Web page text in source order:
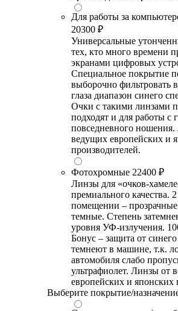
Для работы за
20300 ₽
Универсальные
тех, кто много времени
экранами цифровых
Специальное покрытие
выборочно фильтровать
глаза диапазон синего
Очки с такими линзами
подходят и для работы с
повседневного
ведущих европейских и
производителей.
Фотохромные 22400 ₽
Линзы для «очков-
премиального качества.
помещении –
темные. Степень
уровня УФ-излучения.
Бонус – защита от
темнеют в машине, т.к.
автомобиля слабо
ультрафиолет. Линзы от
европейских и японских
Выберите покрытие/